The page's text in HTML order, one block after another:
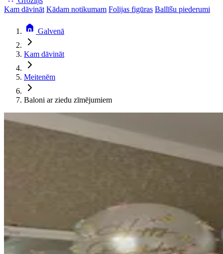
Kam dāvināt Kādam notikumam Folijas figūras Ballīšu piederumi
Galvenā
Kam dāvināt
Meitenēm
Baloni ar ziedu zīmējumiem